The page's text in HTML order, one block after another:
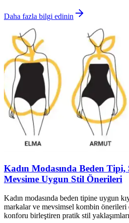
Daha fazla bilgi edinin
Kadın Modasında Beden
Mevsime Uygun Stil Önerileri
Kadın modasında beden tipine uygun
markalar ve mevsimsel kombin önerileri
konforu birleştiren pratik stil